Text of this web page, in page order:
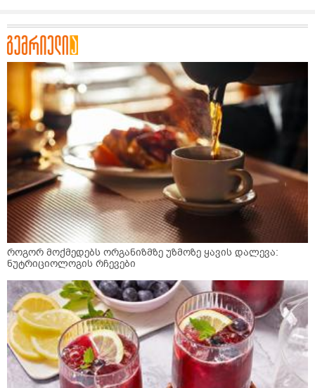
როგორ მოქმედებს ორგანიზმზე უზმოზე ყავის დალევა:
ნუტრიციოლოგის რჩევები